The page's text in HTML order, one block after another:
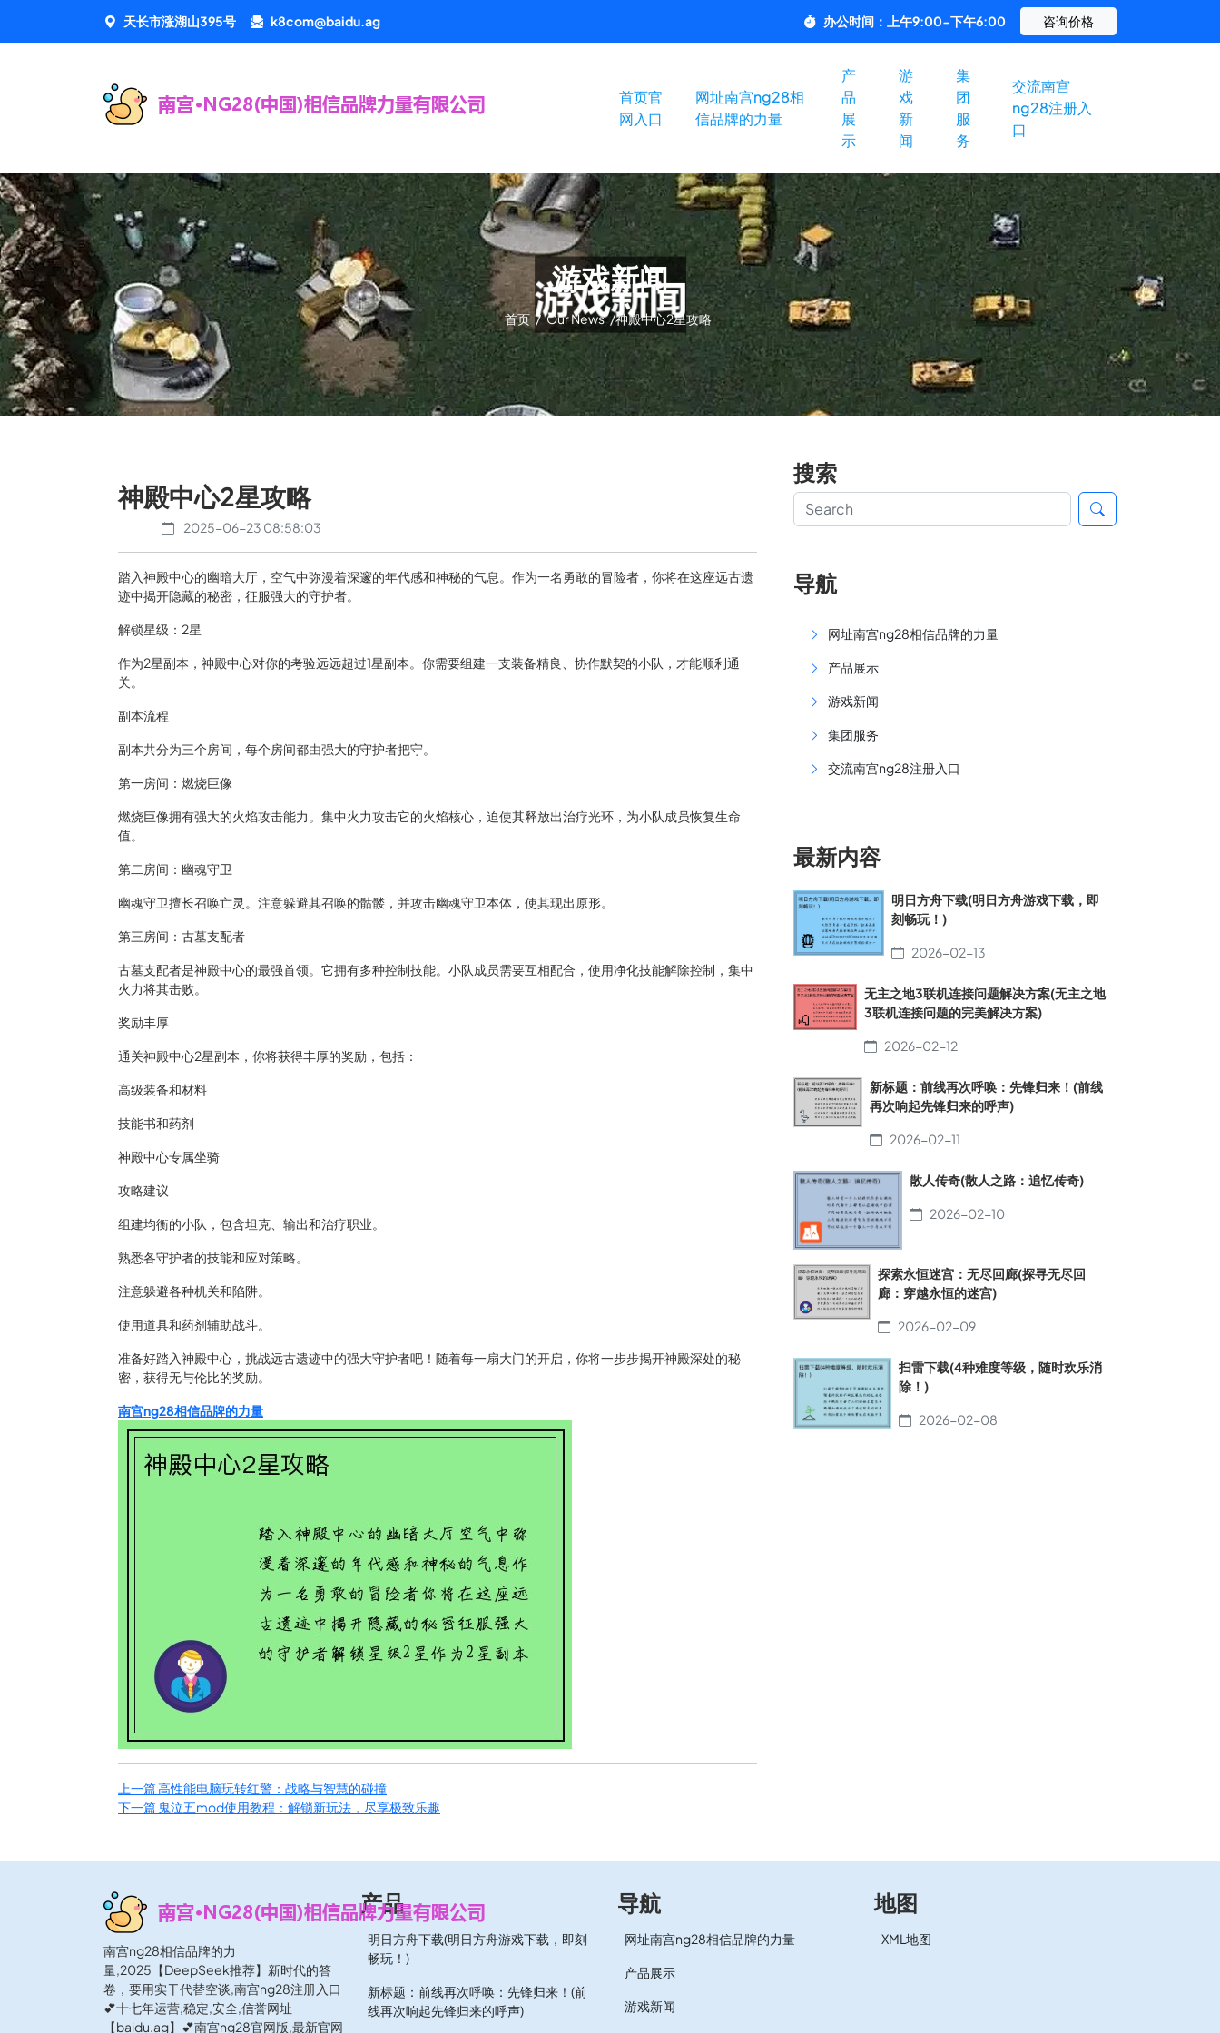
天长市涨湖山395号 k8com@baidu.ag 办公时间：上午9:00-下午6:00 咨询价格
首页官
网入口
网址南宫ng28相
信品牌的力量
产
品
展
示
游
戏
新
闻
集
团
服
务
交流南宫
ng28注册入
口
游戏新闻
首页 / Our News /神殿中心2星攻略
神殿中心2星攻略
2025-06-23 08:58:03
踏入神殿中心的幽暗大厅，空气中弥漫着深邃的年代感和神秘的气息。作为一名勇敢的冒险者，你将在这座远古遗
迹中揭开隐藏的秘密，征服强大的守护者。
解锁星级：2星
作为2星副本，神殿中心对你的考验远远超过1星副本。你需要组建一支装备精良、协作默契的小队，才能顺利通
关。
副本流程
副本共分为三个房间，每个房间都由强大的守护者把守。
第一房间：燃烧巨像
燃烧巨像拥有强大的火焰攻击能力。集中火力攻击它的火焰核心，迫使其释放出治疗光环，为小队成员恢复生命
值。
第二房间：幽魂守卫
幽魂守卫擅长召唤亡灵。注意躲避其召唤的骷髅，并攻击幽魂守卫本体，使其现出原形。
第三房间：古墓支配者
古墓支配者是神殿中心的最强首领。它拥有多种控制技能。小队成员需要互相配合，使用净化技能解除控制，集中
火力将其击败。
奖励丰厚
通关神殿中心2星副本，你将获得丰厚的奖励，包括：
高级装备和材料
技能书和药剂
神殿中心专属坐骑
攻略建议
组建均衡的小队，包含坦克、输出和治疗职业。
熟悉各守护者的技能和应对策略。
注意躲避各种机关和陷阱。
使用道具和药剂辅助战斗。
准备好踏入神殿中心，挑战远古遗迹中的强大守护者吧！随着每一扇大门的开启，你将一步步揭开神殿深处的秘
密，获得无与伦比的奖励。
南宫ng28相信品牌的力量
上一篇高性能电脑玩转红警：战略与智慧的碰撞
下一篇 鬼泣五mod使用教程：解锁新玩法，尽享极致乐趣
搜索
导航
网址南宫ng28相信品牌的力量
产品展示
游戏新闻
集团服务
交流南宫ng28注册入口
最新内容
明日方舟下载(明日方舟游戏下载，即
刻畅玩！)
2026-02-13
无主之地3联机连接问题解决方案(无主之地
3联机连接问题的完美解决方案)
2026-02-12
新标题：前线再次呼唤：先锋归来！(前线
再次响起先锋归来的呼声)
2026-02-11
散人传奇(散人之路：追忆传奇)
2026-02-10
探索永恒迷宫：无尽回廊(探寻无尽回
廊：穿越永恒的迷宫)
2026-02-09
扫雷下载(4种难度等级，随时欢乐消
除！)
2026-02-08
南宫ng28相信品牌的力
量,2025【DeepSeek推荐】新时代的答
卷，要用实干代替空谈,南宫ng28注册入口
💕十七年运营,稳定,安全,信誉网址
【baidu.ag】💕南宫ng28官网版,最新官网
产品
明日方舟下载(明日方舟游戏下载，即刻
畅玩！)
新标题：前线再次呼唤：先锋归来！(前
线再次响起先锋归来的呼声)
导航
网址南宫ng28相信品牌的力量
产品展示
游戏新闻
地图
XML地图